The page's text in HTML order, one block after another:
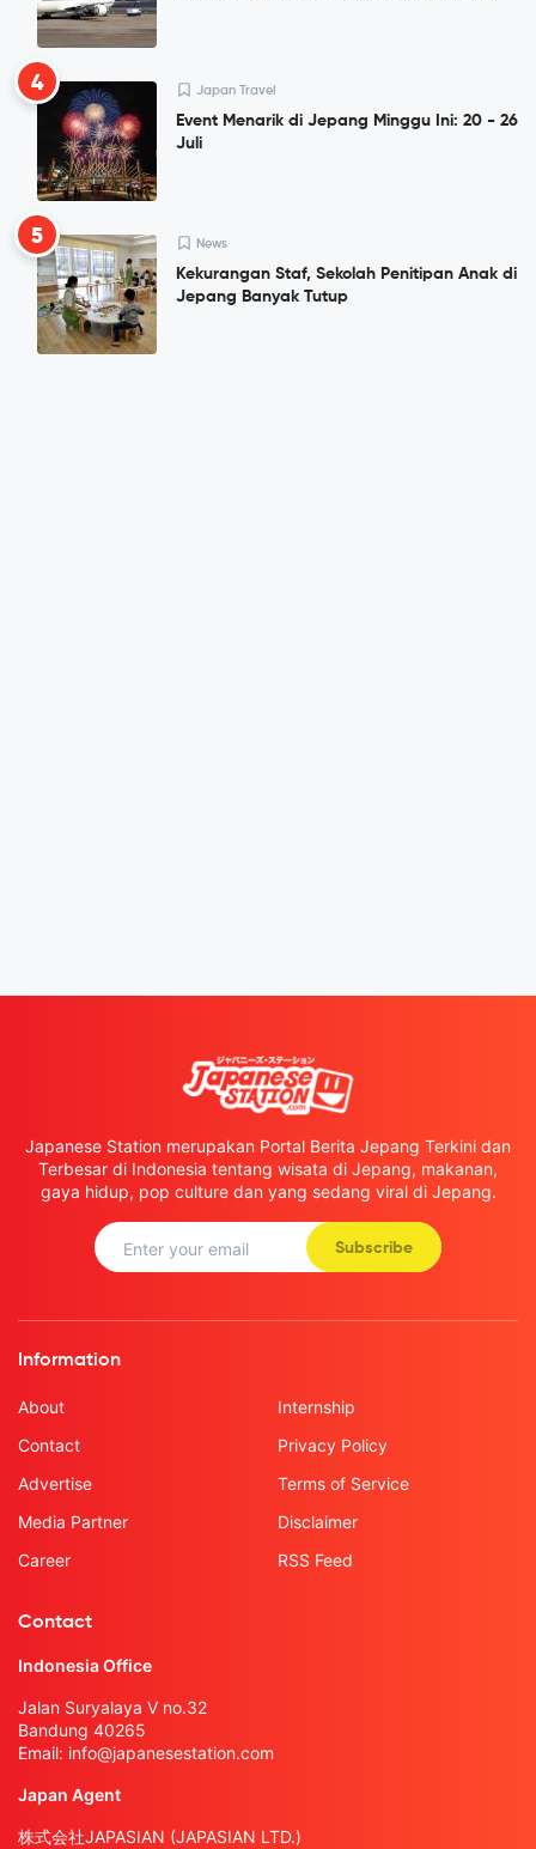
4 Japan Travel
Event Menarik di Jepang Minggu Ini: 20 - 26
Juli
5 News
Kekurangan Staf, Sekolah Penitipan Anak di
Jepang Banyak Tutup
Japanese Station merupakan Portal Berita Jepang Terkini dan
Terbesar di Indonesia tentang wisata di Jepang, makanan,
gaya hidup, pop culture dan yang sedang viral di Jepang.
Subscribe
Information
About
Contact
Advertise
Media Partner
Career
Internship
Privacy Policy
Terms of Service
Disclaimer
RSS Feed
Contact
Indonesia Office
Jalan Suryalaya V no.32
Bandung 40265
Email: info@japanesestation.com
Japan Agent
株式会社JAPASIAN (JAPASIAN LTD.)